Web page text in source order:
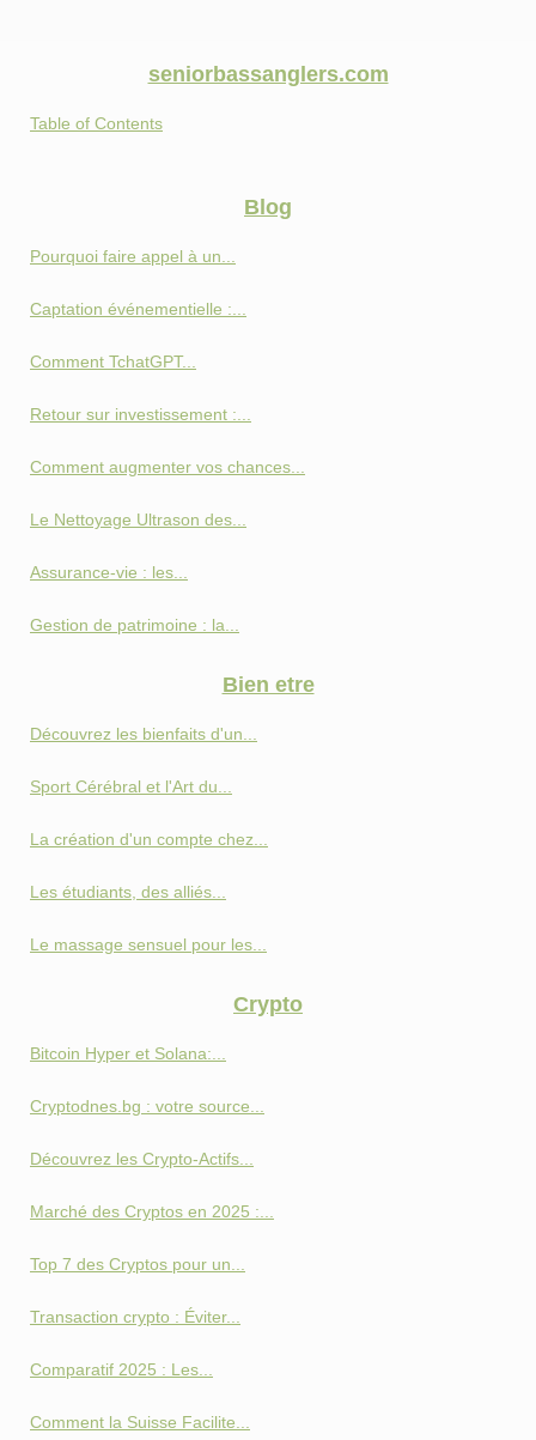
seniorbassanglers.com
Table of Contents
Blog
Pourquoi faire appel à un...
Captation événementielle :...
Comment TchatGPT...
Retour sur investissement :...
Comment augmenter vos chances...
Le Nettoyage Ultrason des...
Assurance-vie : les...
Gestion de patrimoine : la...
Bien etre
Découvrez les bienfaits d'un...
Sport Cérébral et l'Art du...
La création d'un compte chez...
Les étudiants, des alliés...
Le massage sensuel pour les...
Crypto
Bitcoin Hyper et Solana:...
Cryptodnes.bg : votre source...
Découvrez les Crypto-Actifs...
Marché des Cryptos en 2025 :...
Top 7 des Cryptos pour un...
Transaction crypto : Éviter...
Comparatif 2025 : Les...
Comment la Suisse Facilite...